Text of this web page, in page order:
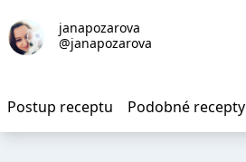
janapozarova
@janapozarova
Postup receptu Podobné recepty